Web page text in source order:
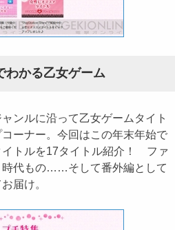
わかる乙女ゲーム
ルに沿って乙女ゲームタイト
ーナー。今回はこの年末年始で
イトルを17タイトル紹介！ ファ
時代もの……そして番外編として
届け。